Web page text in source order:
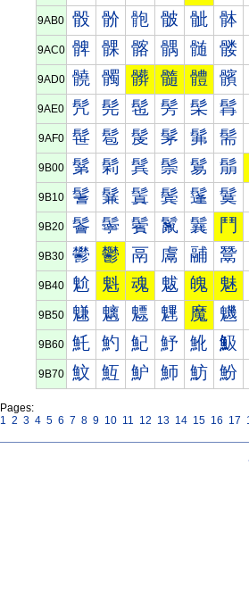
9AB0 骰 骱 骲 骳 骴 骵
9AC0 髀 髁 髂 髃 髄 髅
9AD0 髐 髑 髒 髓 體 髕
9AE0 髠 髡 髢 髣 髤 髥
9AF0 髰 髱 髲 髳 髴 髵
9B00 鬀 鬁 鬂 鬃 鬄 鬅
9B10 鬐 鬑 鬒 鬓 鬔 鬕
9B20 鬠 鬡 鬢 鬣 鬤 鬥
9B30 鬰 鬱 鬲 鬳 鬴 鬵
9B40 魀 魁 魂 魃 魄 魅
9B50 魐 魑 魒 魓 魔 魕
9B60 魠 魡 魢 魣 魤 魥
9B70 魰 魱 魲 魳 魴 魵
Pages:
1 2 3 4 5 6 7 8 9 10 11 12 13 14 15 16 17